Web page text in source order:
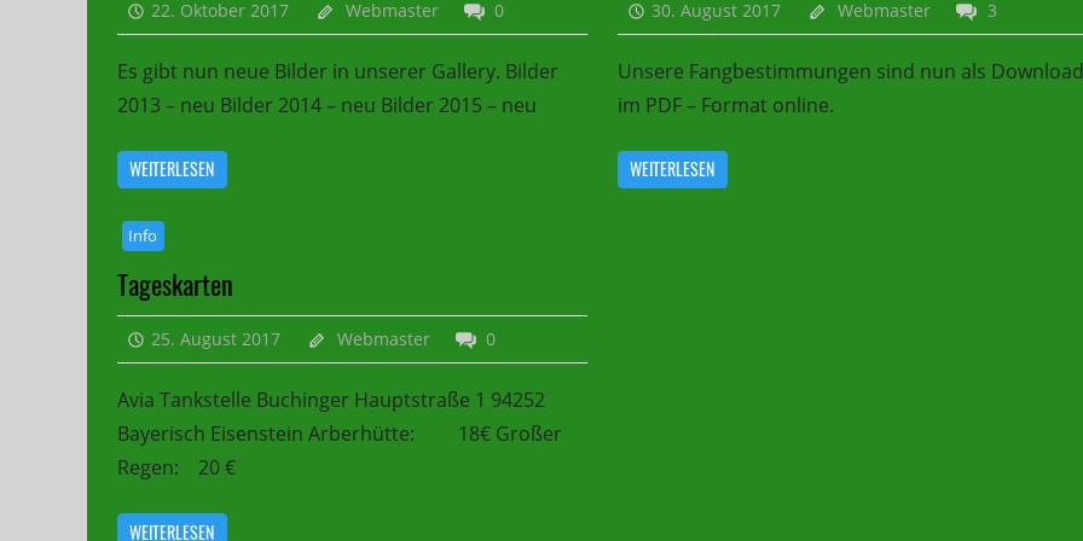
22. Oktober 2017 Webmaster 0
Es gibt nun neue Bilder in unserer Gallery. Bilder
2013 – neu Bilder 2014 – neu Bilder 2015 – neu
WEITERLESEN
30. August 2017 Webmaster 3
Unsere Fangbestimmungen sind nun als Download
im PDF – Format online.
WEITERLESEN
Info
Tageskarten
25. August 2017 Webmaster 0
Avia Tankstelle Buchinger Hauptstraße 1 94252
Bayerisch Eisenstein Arberhütte: 18€ Großer
Regen: 20 €
WEITERLESEN